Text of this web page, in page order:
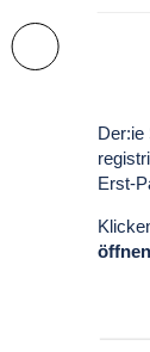
Der:ie
Erst-